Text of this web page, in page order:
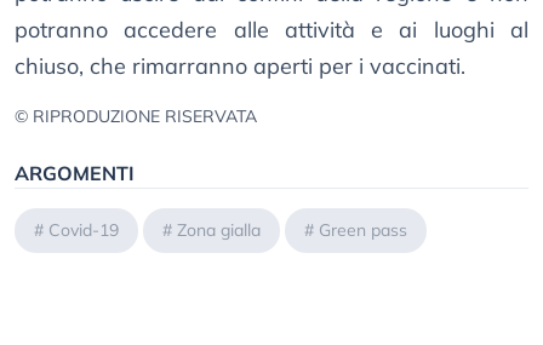
potranno accedere alle attività e ai luoghi al
chiuso, che rimarranno aperti per i vaccinati.
© RIPRODUZIONE RISERVATA
ARGOMENTI
# Covid-19 # Zona gialla # Green pass